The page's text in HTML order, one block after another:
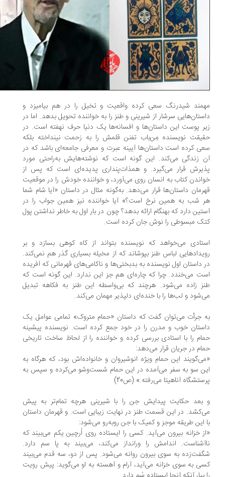
شیدرنگ سعی کرده واقعیت و تخیل را در هم بیامیزد و
سرشار از شیرینی و طنز را به خواننده تحویل بدهد. اما در
پوست این داستان‌ها و افسانه‌ها یک دنیا حرف نهفته است. در
نویسنده مِن‌باب تفنن قلمش را به زحمت نینداخته بلکه
کرده است داستان‌ها آیینه عبرت و معرفی جامعه‌ای باشد که در
زندگی می‌کند. این گونه است که نوشته‌هایش به‌راحتی مورد
قرار می‌گیرد. و همذات‌پنداری پدیده‌ای است که پس از
کتاب به انسان روی می‌آورد، و خواننده خودش را در موقعیت
داستان‌ها قرار می‌دهد. به‌گونه مثال در داستان «آیا شام شما
شب به همین نرخ است؟» آیا خواننده نیز همین جواب را در
دارد که بهنگام ارائه بدهد؟ چون در بار اول به خاطر نداشتن پول
مبسوطی را نوش جان کرده است.
می‌خواهد که نویسنده بتواند از کاه کوهی بسازد و بر
لباس طنز بپوشاند که از مخیله بسیاری گذر هم نمی‌کند.
داستان اول نویسنده به بدبختی‌ها و ناکامی‌های قهرمانی که آفریده
می‌خندد. چرا که چاره‌ای هم جز این ندارد. این گونه است که
‌زاده می‌شود. هرچند که بی‌واسطه این طنز به فکاهه تبدیل
و لب‌ها را با خنده‌ای دلپذیر مهمان می‌کند.
جرأت می‌توان گفت که داستان «حمام متروک» تمامی عوامل یک
خوب و مدرن را در خود جمع کرده است. نویسنده پیشینه
را با استادی بررسی کرده و خواننده را از لحاظ ساخت تاریخی
در جریان قرار می‌دهد:
این حمام ویژه انوشیروان و خانواده‌اش بود، که هرگاه به
سو به سفر می‌آمده در این حمام شست‌وشو می‌کرده و سپس به
آناهیتا می‌رفته.» (ص20)
حکایت پیدایش جن را با شیرینی هرچه تمام‌تر به پیش
در این قسمت طنز در نهایت زیبایی است. و قهرمان داستان
این طریقه موجز و کمیک با جن روبه‌رو می‌شود:
خزانه بیرون می‌آید. کسی را ایستاده روی اُرچین یکم می‌بیند که
اندامش را ورانداز می‌کند، می‌بیند به پا سم دارد.
به سوی بیرون روانه می‌شود. پس از دو، سه قدم می‌بیند
به سوی خزانه می‌آید، آرام و آهسته به او می‌گوید: پیش رویت